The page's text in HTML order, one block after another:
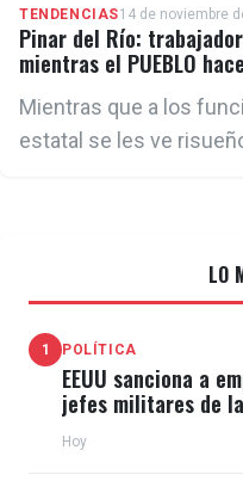
TENDENCIAS14 de noviembre
Pinar del Río:
mientras el PUEBLO
Mientras que a los
estatal se les ve
LO
1 POLÍTICA
EEUU sanciona a
jefes militares de
Hoy